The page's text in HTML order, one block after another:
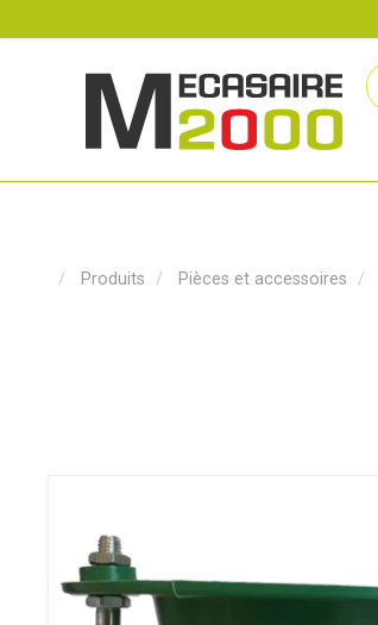
Produits Pièces et accessoires